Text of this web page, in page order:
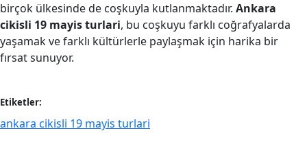
birçok ülkesinde de coşkuyla kutlanmaktadır. Ankara
cikisli 19 mayis turlari, bu coşkuyu farklı coğrafyalarda
yaşamak ve farklı kültürlerle paylaşmak için harika bir
fırsat sunuyor.
Etiketler:
ankara cikisli 19 mayis turlari